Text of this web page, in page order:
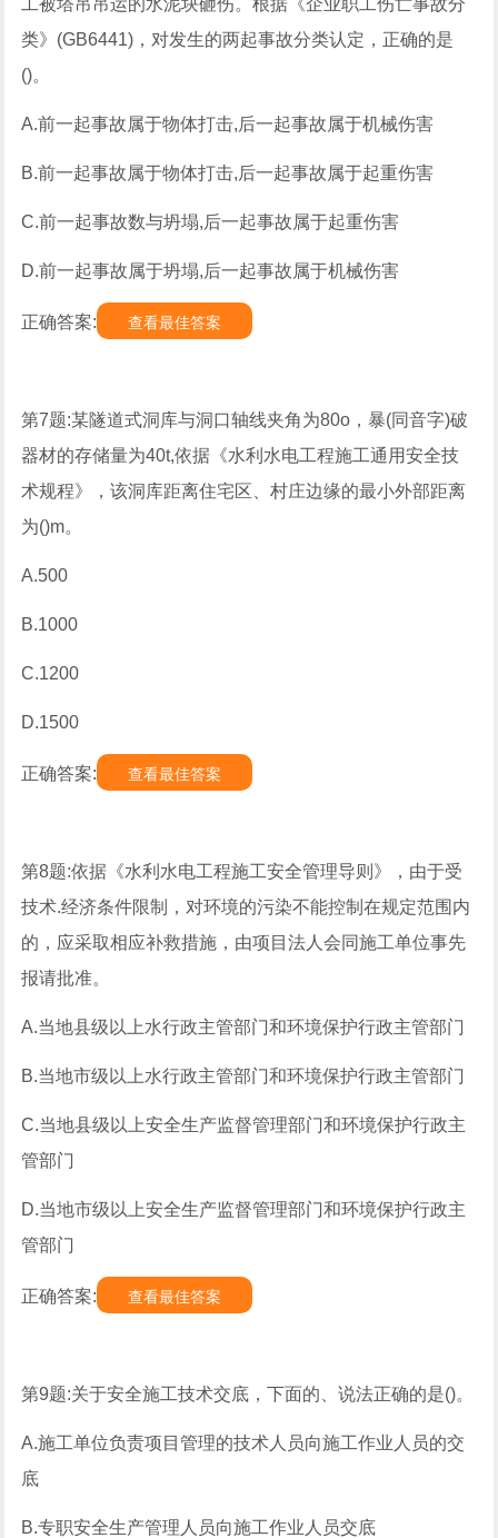
工被塔吊吊运的水泥块砸伤。根据《企业职工伤亡事故分
类》(GB6441)，对发生的两起事故分类认定，正确的是
()。
A.前一起事故属于物体打击,后一起事故属于机械伤害
B.前一起事故属于物体打击,后一起事故属于起重伤害
C.前一起事故数与坍塌,后一起事故属于起重伤害
D.前一起事故属于坍塌,后一起事故属于机械伤害
正确答案: 查看最佳答案
第7题:某隧道式洞库与洞口轴线夹角为80o，暴(同音字)破
器材的存储量为40t,依据《水利水电工程施工通用安全技
术规程》，该洞库距离住宅区、村庄边缘的最小外部距离
为()m。
A.500
B.1000
C.1200
D.1500
正确答案: 查看最佳答案
第8题:依据《水利水电工程施工安全管理导则》，由于受
技术.经济条件限制，对环境的污染不能控制在规定范围内
的，应采取相应补救措施，由项目法人会同施工单位事先
报请批准。
A.当地县级以上水行政主管部门和环境保护行政主管部门
B.当地市级以上水行政主管部门和环境保护行政主管部门
C.当地县级以上安全生产监督管理部门和环境保护行政主
管部门
D.当地市级以上安全生产监督管理部门和环境保护行政主
管部门
正确答案: 查看最佳答案
第9题:关于安全施工技术交底，下面的、说法正确的是()。
A.施工单位负责项目管理的技术人员向施工作业人员的交
底
B.专职安全生产管理人员向施工作业人员交底